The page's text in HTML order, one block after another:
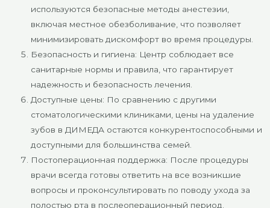
используются безопасные методы анестезии,
включая местное обезболивание, что позволяет
минимизировать дискомфорт во время процедуры.
Безопасность и гигиена: Центр соблюдает все
санитарные нормы и правила, что гарантирует
надежность и безопасность лечения.
Доступные цены: По сравнению с другими
стоматологическими клиниками, цены на удаление
зубов в ДИМЕДА остаются конкурентоспособными и
доступными для большинства семей.
Постоперационная поддержка: После процедуры
врачи всегда готовы ответить на все возникшие
вопросы и проконсультировать по поводу ухода за
полостью рта в послеоперационный период.